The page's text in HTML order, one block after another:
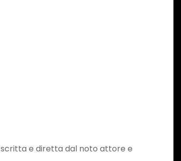
scritta e diretta dal noto attore e